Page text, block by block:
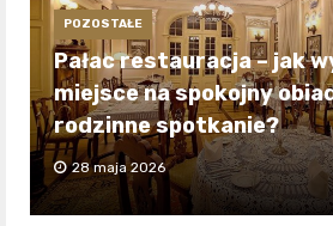
POZOSTAŁE
Pałac restauracja – jak
miejsce na spokojny
rodzinne spotkanie?
28 maja 2026